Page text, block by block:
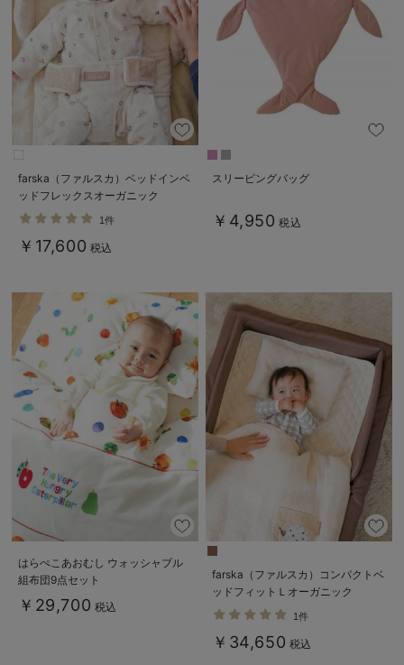
farska（ファルスカ）ベッドインベ
ッドフレックスオーガニック
1件
￥17,600 税込
スリーピングバッグ
￥4,950 税込
はらぺこあおむし ウォッシャブル
組布団9点セット
￥29,700 税込
farska（ファルスカ）コンパクトベ
ッドフィットＬオーガニック
1件
￥34,650 税込